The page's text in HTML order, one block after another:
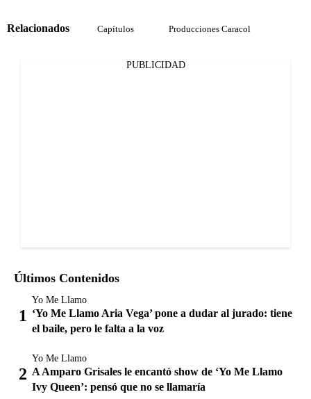
Relacionados Capítulos Producciones Caracol
PUBLICIDAD
Últimos Contenidos
Yo Me Llamo
‘Yo Me Llamo Aria Vega’ pone a dudar al jurado: tiene
el baile, pero le falta a la voz
Yo Me Llamo
A Amparo Grisales le encantó show de ‘Yo Me Llamo
Ivy Queen’: pensó que no se llamaría